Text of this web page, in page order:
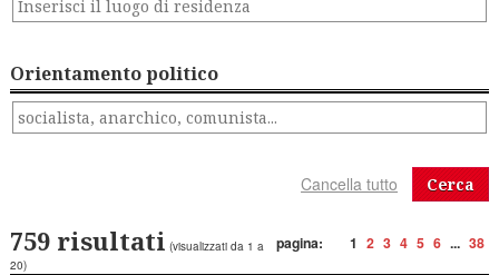
Orientamento politico
Cerca
pagina: 1 2 3 4 5 6 ... 38
759 risultati (visualizzati da 1 a
20)